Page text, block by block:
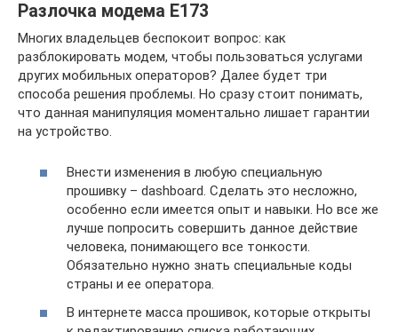
Разлочка модема E173
Многих владельцев беспокоит вопрос: как
разблокировать модем, чтобы пользоваться услугами
других мобильных операторов? Далее будет три
способа решения проблемы. Но сразу стоит понимать,
что данная манипуляция моментально лишает гарантии
на устройство.
Внести изменения в любую специальную
прошивку – dashboard. Сделать это несложно,
особенно если имеется опыт и навыки. Но все же
лучше попросить совершить данное действие
человека, понимающего все тонкости.
Обязательно нужно знать специальные коды
страны и ее оператора.
В интернете масса прошивок, которые открыты